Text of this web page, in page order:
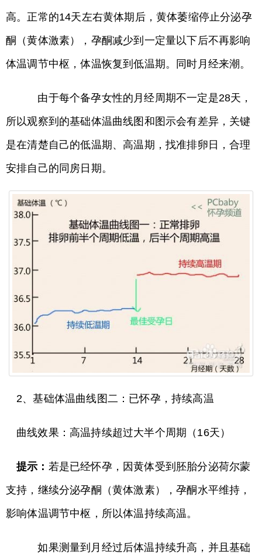
高。正常的14天左右黄体期后，黄体萎缩停止分泌孕
酮（黄体激素），孕酮减少到一定量以下后不再影响
体温调节中枢，体温恢复到低温期。同时月经来潮。
由于每个备孕女性的月经周期不一定是28天，
所以观察到的基础体温曲线图和图示会有差异，关键
是在清楚自己的低温期、高温期，找准排卵日，合理
安排自己的同房日期。
2、基础体温曲线图二：已怀孕，持续高温
曲线效果：高温持续超过大半个周期（16天）
提示： 若是已经怀孕，因黄体受到胚胎分泌荷尔蒙
支持，继续分泌孕酮（黄体激素），孕酮水平维持，
影响体温调节中枢，所以体温持续高温。
如果测量到月经过后体温持续升高，并且基础